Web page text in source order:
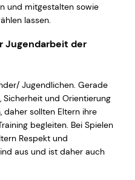
und mitgestalten sowie
lassen.
Jugendarbeit der
Jugendlichen. Gerade
und Orientierung
daher sollten Eltern ihre
begleiten. Bei Spielen
Respekt und
aus und ist daher auch